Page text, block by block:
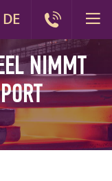
NIMMT
DE